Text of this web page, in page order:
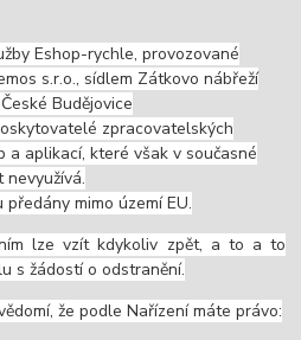
Eshop-rychle, provozované
s.r.o., sídlem Zátkovo nábřeží
Budějovice
zpracovatelských
a aplikací, které však v současné
nevyužívá.
mimo území EU.
lze vzít kdykoliv zpět, a to a to
s žádostí o odstranění.
že podle Nařízení máte právo: